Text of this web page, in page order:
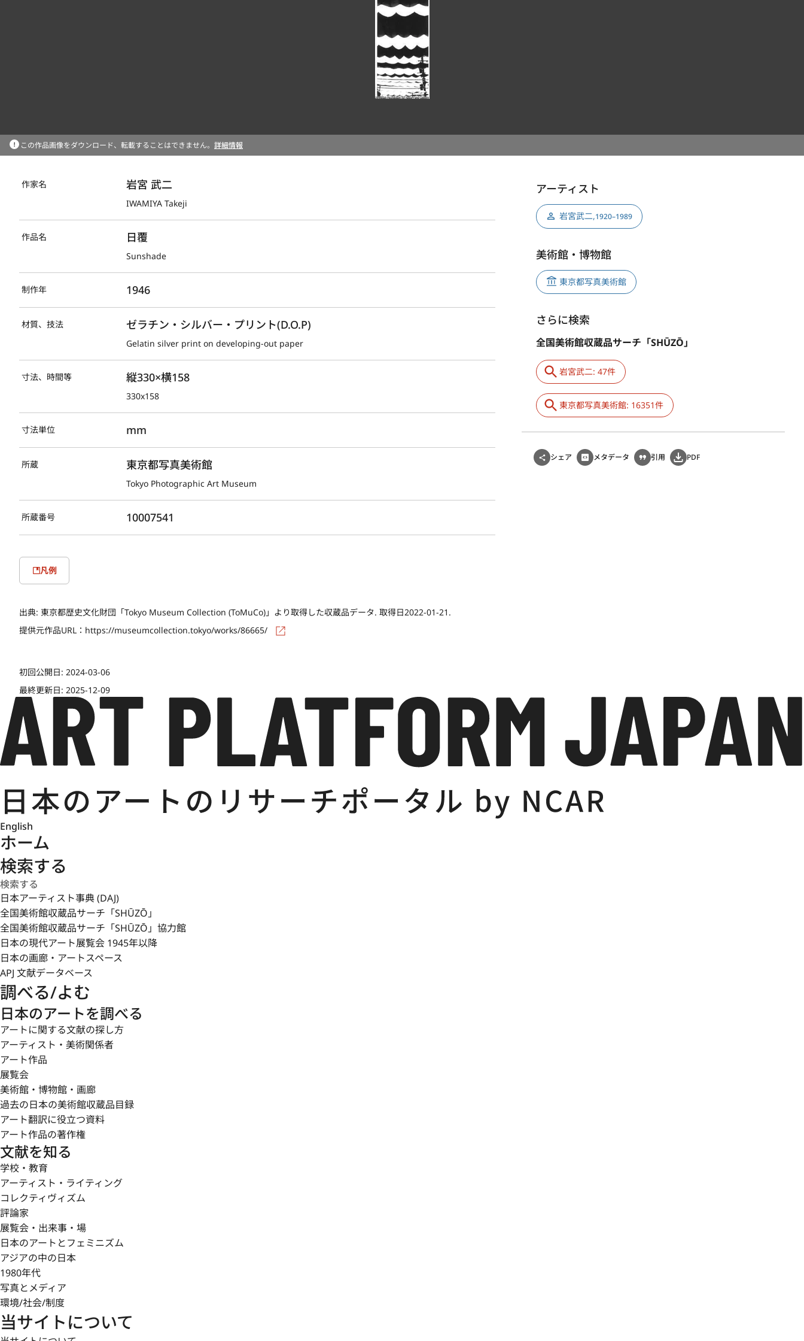
この作品画像をダウンロード、転載することはできません。 詳細情報
作家名 岩宮 武二
IWAMIYA Takeji
作品名 日覆
Sunshade
制作年 1946
材質、技法 ゼラチン・シルバー・プリント(D.O.P)
Gelatin silver print on developing-out paper
寸法、時間等 縦330×横158
330x158
寸法単位 mm
所蔵 東京都写真美術館
Tokyo Photographic Art Museum
所蔵番号 10007541
凡例
出典: 東京都歴史文化財団「Tokyo Museum Collection (ToMuCo)」より取得した収蔵品データ. 取得日2022-01-21.
提供元作品URL： https://museumcollection.tokyo/works/86665/
初回公開日: 2024-03-06
最終更新日: 2025-12-09
アーティスト
岩宮武二,1920–1989
美術館・博物館
東京都写真美術館
さらに検索
全国美術館収蔵品サーチ「SHŪZŌ」
岩宮武二: 47件
東京都写真美術館: 16351件
シェア メタデータ 引用 PDF
English
ホーム
検索する
日本アーティスト事典 (DAJ)
全国美術館収蔵品サーチ「SHŪZŌ」
全国美術館収蔵品サーチ「SHŪZŌ」協力館
日本の現代アート展覧会 1945年以降
日本の画廊・アートスペース
APJ 文献データベース
調べる/よむ
日本のアートを調べる
アートに関する文献の探し方
アーティスト・美術関係者
アート作品
展覧会
美術館・博物館・画廊
過去の日本の美術館収蔵品目録
アート翻訳に役立つ資料
アート作品の著作権
文献を知る
学校・教育
アーティスト・ライティング
コレクティヴィズム
評論家
展覧会・出来事・場
日本のアートとフェミニズム
アジアの中の日本
1980年代
写真とメディア
環境/社会/制度
当サイトについて